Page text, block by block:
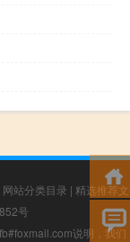
网站分类目录 | 精选推荐文
号
说明，我们